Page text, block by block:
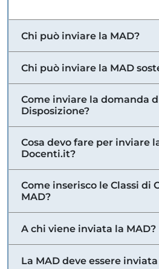
Chi può inviare la MAD?
Chi può inviare la MAD
Come inviare la domanda
Disposizione?
Cosa devo fare per inviare
Docenti.it?
Come inserisco le Classi di
MAD?
A chi viene inviata la MAD?
La MAD deve essere